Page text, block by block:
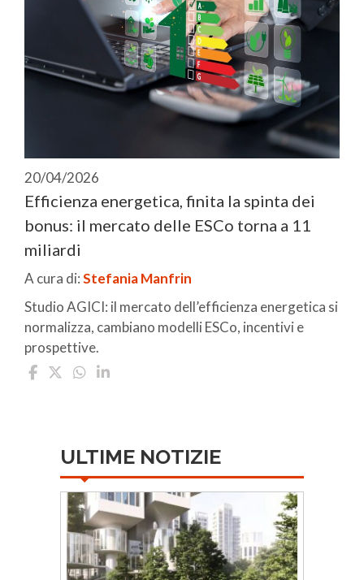
20/04/2026
Efficienza energetica, finita la spinta dei
bonus: il mercato delle ESCo torna a 11
miliardi
A cura di:Stefania Manfrin
Studio AGICI: il mercato dell’efficienza energetica si
normalizza, cambiano modelli ESCo, incentivi e
prospettive.
ULTIME NOTIZIE